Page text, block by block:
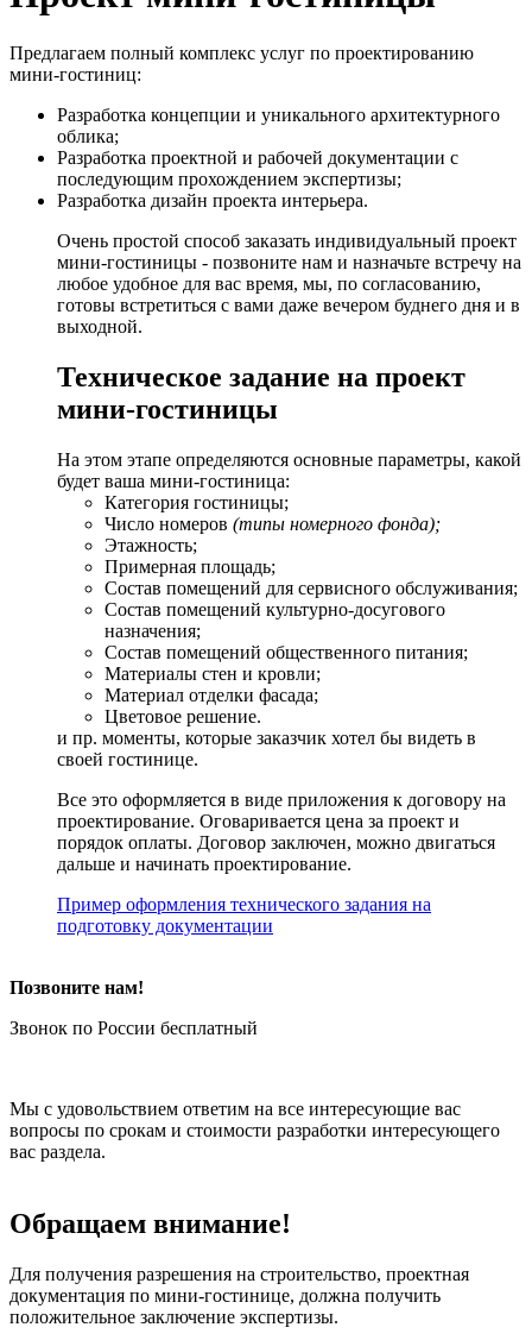
Предлагаем полный комплекс услуг по проектированию
мини-гостиниц:
Разработка концепции и уникального архитектурного
облика;
Разработка проектной и рабочей документации с
последующим прохождением экспертизы;
Разработка дизайн проекта интерьера.
Очень простой способ заказать индивидуальный проект
мини-гостиницы - позвоните нам и назначьте встречу на
любое удобное для вас время, мы, по согласованию,
готовы встретиться с вами даже вечером буднего дня и в
выходной.
Техническое задание на проект
мини-гостиницы
На этом этапе определяются основные параметры, какой
будет ваша мини-гостиница:
Категория гостиницы;
Число номеров (типы номерного фонда);
Этажность;
Примерная площадь;
Состав помещений для сервисного обслуживания;
Состав помещений культурно-досугового
назначения;
Состав помещений общественного питания;
Материалы стен и кровли;
Материал отделки фасада;
Цветовое решение.
и пр. моменты, которые заказчик хотел бы видеть в
своей гостинице.
Все это оформляется в виде приложения к договору на
проектирование. Оговаривается цена за проект и
порядок оплаты. Договор заключен, можно двигаться
дальше и начинать проектирование.
Пример оформления технического задания на
подготовку документации
Позвоните нам!
Звонок по России бесплатный
Мы с удовольствием ответим на все интересующие вас
вопросы по срокам и стоимости разработки интересующего
вас раздела.
Обращаем внимание!
Для получения разрешения на строительство, проектная
документация по мини-гостинице, должна получить
положительное заключение экспертизы.